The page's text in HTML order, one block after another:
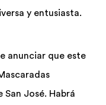
y entusiasta.
anunciar que este
San José. Habrá